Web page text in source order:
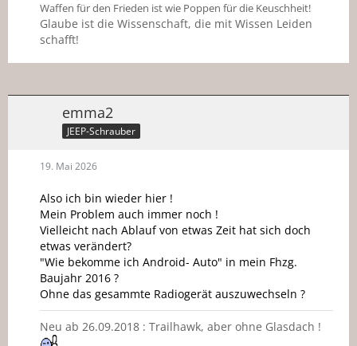
Waffen für den Frieden ist wie Poppen für die Keuschheit!
Glaube ist die Wissenschaft, die mit Wissen Leiden
schafft!
emma2
JEEP-Schrauber
19. Mai 2026
Also ich bin wieder hier !
Mein Problem auch immer noch !
Vielleicht nach Ablauf von etwas Zeit hat sich doch
etwas verändert?
"Wie bekomme ich Android- Auto" in mein Fhzg.
Baujahr 2016 ?
Ohne das gesammte Radiogerät auszuwechseln ?
Neu ab 26.09.2018 : Trailhawk, aber ohne Glasdach !